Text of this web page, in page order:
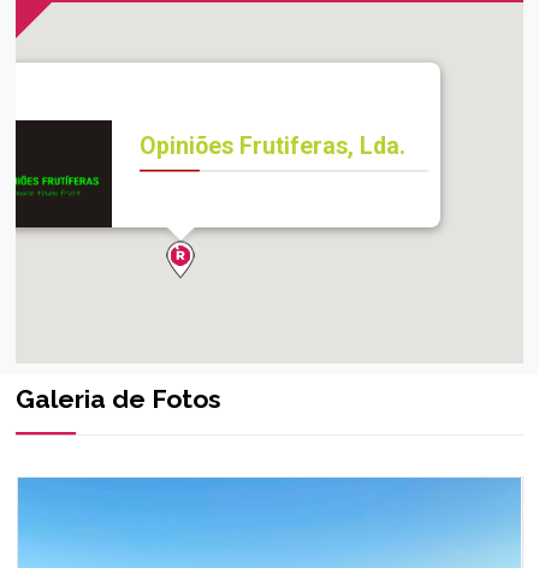
Opiniões Frutiferas, Lda.
Galeria de Fotos